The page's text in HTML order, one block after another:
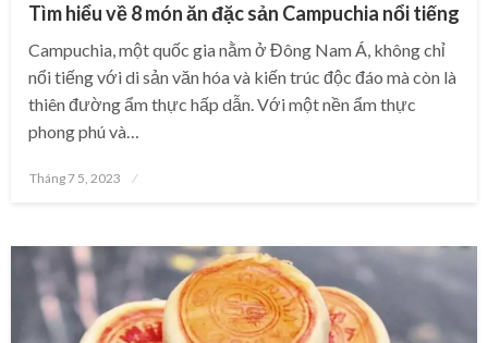
Tìm hiểu về 8 món ăn đặc sản Campuchia nổi tiếng
Campuchia, một quốc gia nằm ở Đông Nam Á, không chỉ
nổi tiếng với di sản văn hóa và kiến trúc độc đáo mà còn là
thiên đường ẩm thực hấp dẫn. Với một nền ẩm thực
phong phú và…
Posted
Tháng 7 5, 2023